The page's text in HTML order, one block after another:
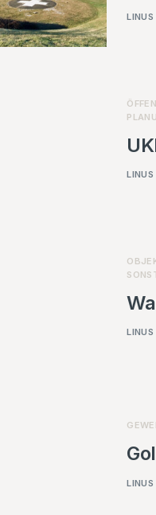
LINUS
LINUS
LINUS
LINUS